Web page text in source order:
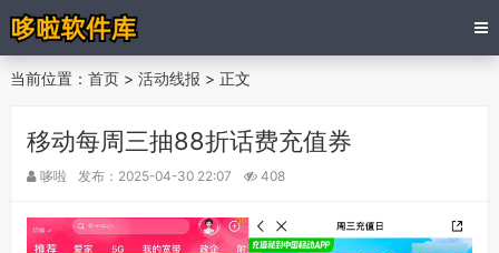
当前位置： 首页> 活动线报 > 正文
移动每周三抽88折话费充值券
哆啦 发布：2025-04-30 22:07 408